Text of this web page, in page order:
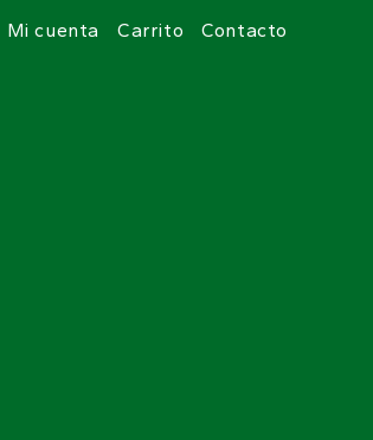
Mi cuenta Carrito Contacto